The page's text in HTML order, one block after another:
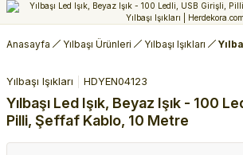
Anasayfa Yılbaşı Ürünleri Yılbaşı Işıkları
Yılbaşı Işıkları HDYEN04123
Yılbaşı Led Işık, Beyaz Işık - 100
Pilli, Şeffaf Kablo, 10 Metre